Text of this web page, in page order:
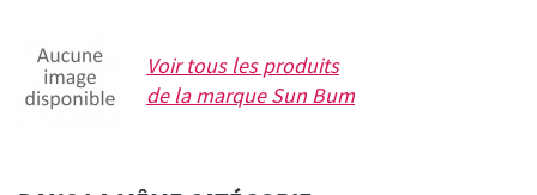
Voir tous les produits
de la marqueSun Bum